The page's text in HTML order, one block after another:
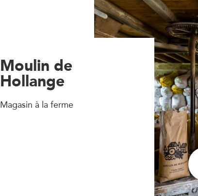
Moulin de
Hollange
Magasin à la ferme